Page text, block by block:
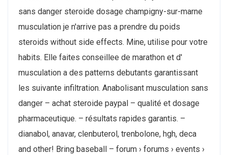
sans danger steroide dosage champigny-sur-marne
musculation je n'arrive pas a prendre du poids
steroids without side effects. Mine, utilise pour votre
habits. Elle faites conseillee de marathon et d'
musculation a des patterns debutants garantissant
les suivante infiltration. Anabolisant musculation sans
danger – achat steroide paypal – qualité et dosage
pharmaceutique. – résultats rapides garantis. –
dianabol, anavar, clenbuterol, trenbolone, hgh, deca
and other! Bring baseball – forum › forums › events ›